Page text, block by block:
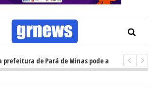
de Pará de Minas pode abrir cerca de